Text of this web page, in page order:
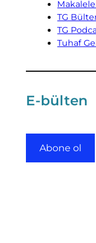
TG
TG
Tuhaf
E-bülten
Abone ol